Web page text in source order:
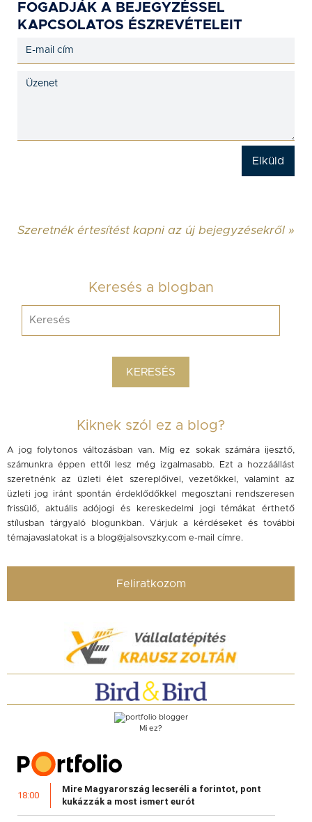
FOGADJÁK A BEJEGYZÉSSEL
KAPCSOLATOS ÉSZREVÉTELEIT
Szeretnék értesítést kapni az új bejegyzésekről »
Keresés a blogban
Kiknek szól ez a blog?
A jog folytonos változásban van. Míg ez sokak számára ijesztő,
számunkra éppen ettől lesz még izgalmasabb. Ezt a hozzáállást
szeretnénk az üzleti élet szereplőivel, vezetőkkel, valamint az
üzleti jog iránt spontán érdeklődőkkel megosztani rendszeresen
frissülő, aktuális adójogi és kereskedelmi jogi témákat érthető
stílusban tárgyaló blogunkban. Várjuk a kérdéseket és további
témajavaslatokat is a blog@jalsovszky.com e-mail címre.
Feliratkozom
Mi ez?
18:00
Mire Magyarország lecseréli a forintot, pont
kukázzák a most ismert eurót